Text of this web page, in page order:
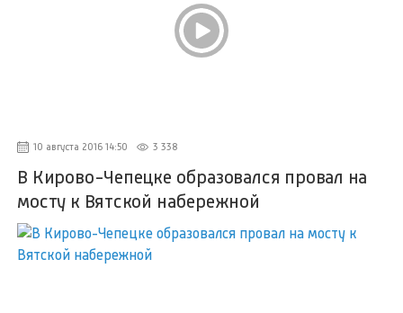
10 августа 2016 14:50 3 338
В Кирово-Чепецке образовался провал на
мосту к Вятской набережной